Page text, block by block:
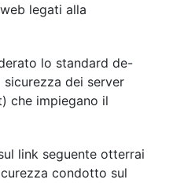
legati alla
lo standard de-
dei server
che impiegano il
link seguente otterrai
condotto sul